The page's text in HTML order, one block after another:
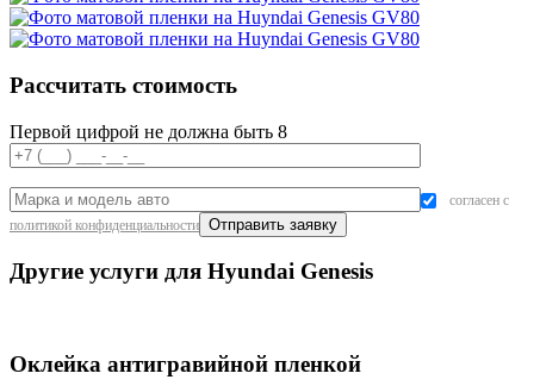
Рассчитать стоимость
Первой цифрой не должна быть 8
согласен с
политикой конфиденциальности
Другие услуги для Hyundai Genesis
Оклейка антигравийной пленкой